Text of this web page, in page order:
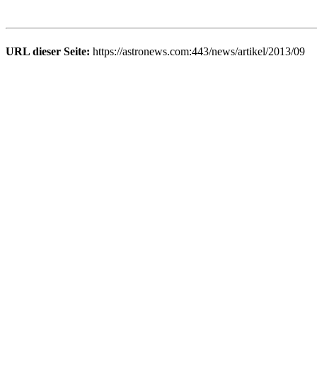
URL dieser Seite: https://astronews.com:443/news/artikel/2013/09